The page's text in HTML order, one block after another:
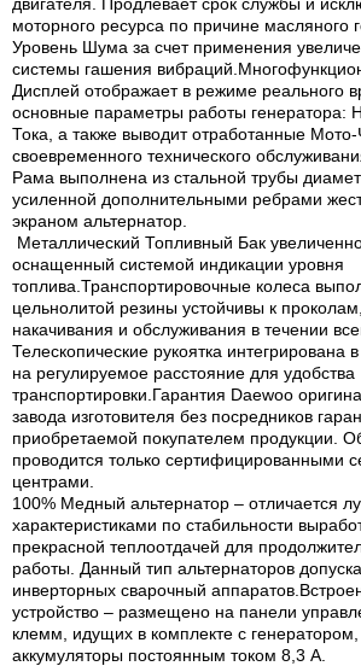
моторного ресурса по причине масляного
Уровень Шума за счет применения
системы гашения
Дисплей отображает в режиме реального
основные параметры работы генератора:
Тока, а также выводит отработанные
своевременного технического
Рама выполнена из стальной трубы
усиленной дополнительными ребрами
экраном альтернатор.
Металлический Топливный Бак
оснащенный системой индикации уровня
топлива.Транспортировочные колеса
цельнолитой резины устойчивы к
накачивания и обслуживания в течении
Телескопические рукоятка интегрирована
на регулируемое расстояние для удобства
транспортировки.Гарантия Daewoo
завода изготовителя без посредников
приобретаемой покупателем продукции.
проводится только сертифицированными
центрами.
100% Медный альтернатор – отличается
характеристиками по стабильности
прекрасной теплоотдачей для
работы. Данный тип альтернаторов
инверторных сварочный
устройство – размещено на панели
клемм, идущих в комплекте с генератором,
аккумуляторы постоянным током 8,3 А.